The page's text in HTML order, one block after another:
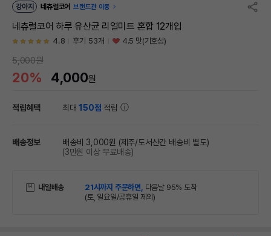
강아지 네츄럴코어 브랜드관 이동
네츄럴코어 하루 유산균 리얼미트 혼합 12개입
4.8 후기 53개 4.5 맛(기호성)
5,000원
20% 4,000원
적립혜택 최대150점 적립
배송정보 배송비 3,000원 (제주/도서산간 배송비 별도)
(3만원 이상 무료배송)
내일배송 21시까지 주문하면, 다음날 95% 도착
(토, 일요일/공휴일 제외)